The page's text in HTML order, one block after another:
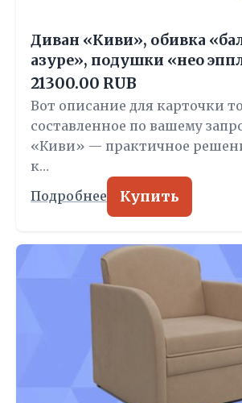
Диван «Киви», обивка
азуре», подушки «нео
21300.00 RUB
Вот описание для карточки
составленное по вашему
«Киви» — практичное
к…
Подробнее Купить